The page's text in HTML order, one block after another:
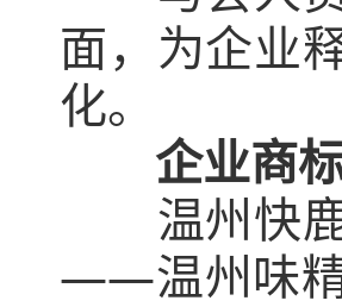
面，为企业
化。
企业商
温州快鹿
——温州味精